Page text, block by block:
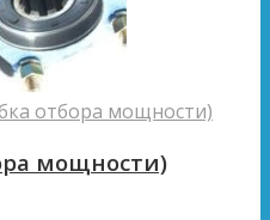
отбора мощности)
мощности)